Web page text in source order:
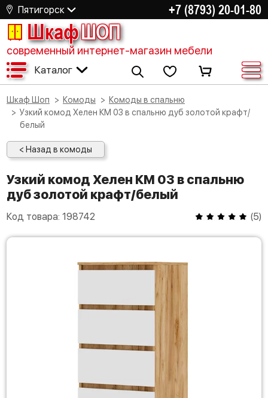
Пятигорск +7 (8793) 20-01-80
ШкафШОП
современный интернет-магазин мебели
Каталог
Шкаф Шоп Комоды
Комоды в спальню
Узкий комод Хелен КМ 03 в спальню дуб золотой крафт/
белый
< Назад в комоды
Узкий комод Хелен КМ 03 в спальню
дуб золотой крафт/белый
Код товара: 198742 (5)